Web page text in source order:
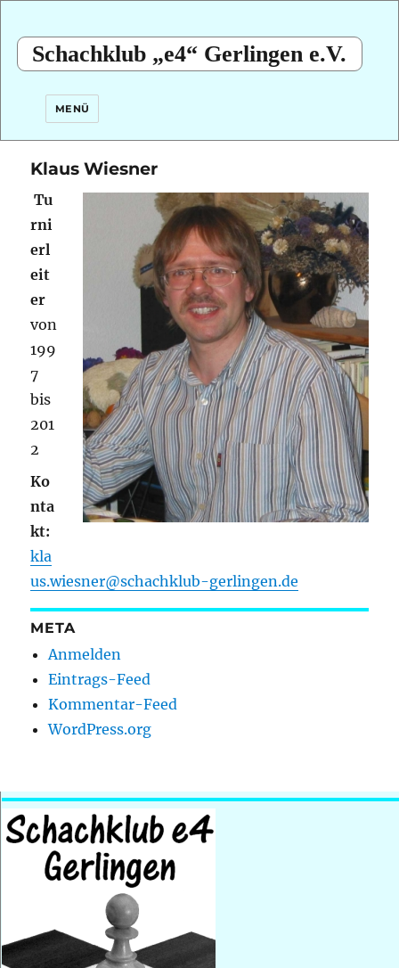
Schachklub „e4“ Gerlingen e.V.
MENÜ
Klaus Wiesner
Tu
rni
erl
eit
er
von
199
7
bis
201
2
Ko
nta
kt:
kla
us.wiesner@schachklub-gerlingen.de
META
Anmelden
Eintrags-Feed
Kommentar-Feed
WordPress.org